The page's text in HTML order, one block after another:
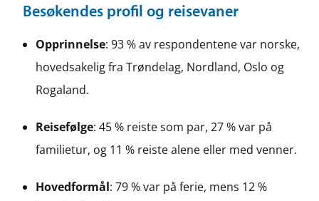
Besøkendes profil og reisevaner
Opprinnelse: 93 % av respondentene var norske,
hovedsakelig fra Trøndelag, Nordland, Oslo og
Rogaland.
Reisefølge: 45 % reiste som par, 27 % var på
familietur, og 11 % reiste alene eller med venner.
Hovedformål: 79 % var på ferie, mens 12 %